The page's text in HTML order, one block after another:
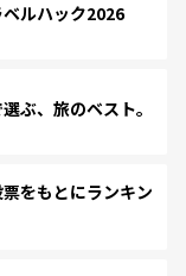
ルハック2026
ぶ、旅のベスト。
をもとにランキン